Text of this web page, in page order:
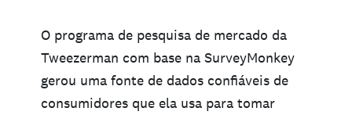
O programa de pesquisa de mercado da
Tweezerman com base na SurveyMonkey
gerou uma fonte de dados confiáveis de
consumidores que ela usa para tomar